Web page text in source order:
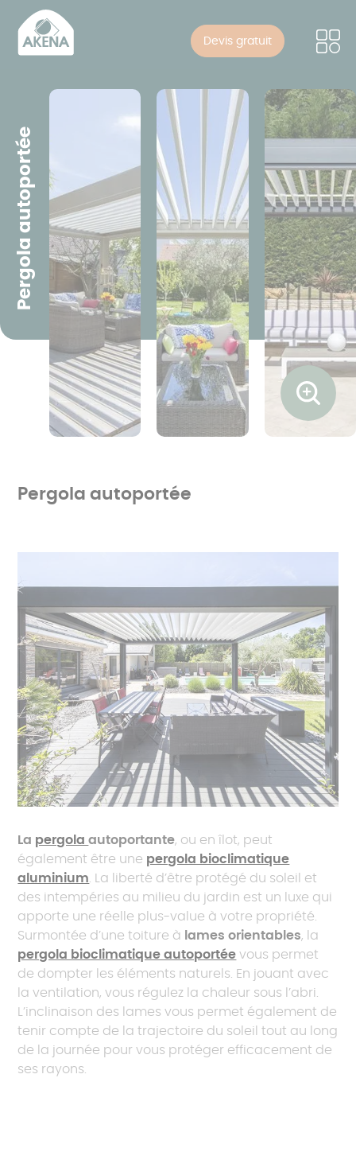
main
Devis gratuit
Pergola autoportée
Ouvrir
Pergola autoportée
La pergolaautoportante, ou en îlot, peut
également être une pergola bioclimatique
aluminium. La liberté d’être protégé du soleil et
des intempéries au milieu du jardin est un luxe qui
apporte une réelle plus-value à votre propriété.
Surmontée d’une toiture à lames orientables, la
pergola bioclimatique autoportée vous permet
de dompter les éléments naturels. En jouant avec
la ventilation, vous régulez la chaleur sous l’abri.
L’inclinaison des lames vous permet également de
tenir compte de la trajectoire du soleil tout au long
de la journée pour vous protéger efficacement de
ses rayons.